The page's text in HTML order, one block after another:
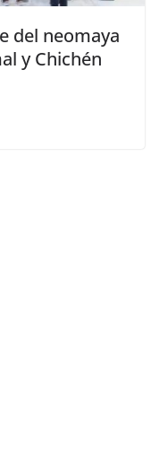
del neomaya
y Chichén